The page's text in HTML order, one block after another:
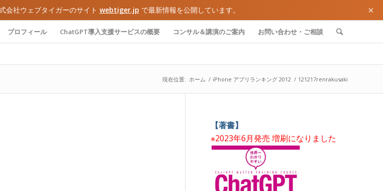
会社ウェブタイガーのサイト webtiger.jp で最新情報を公開しています。 ×
プロフィール ChatGPT導入支援サービスの概要 コンサル＆講演のご案内 お問い合わせ・ご相談
現在位置: ホーム / iPhone アプリランキング 2012 / 121217renrakusaki
【著書】
※2023年6月発売 増刷になりました